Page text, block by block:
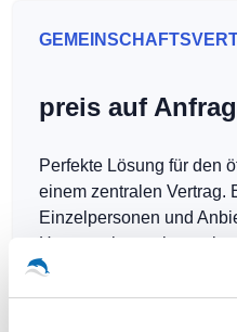
preis auf
Perfekte Lösung für den
einem zentralen Vertrag.
Einzelpersonen und
Hotspots kostenlos zu